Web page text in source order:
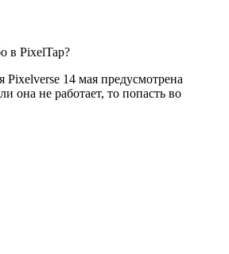
в PixelTap?
Pixelverse 14 мая предусмотрена
она не работает, то попасть во